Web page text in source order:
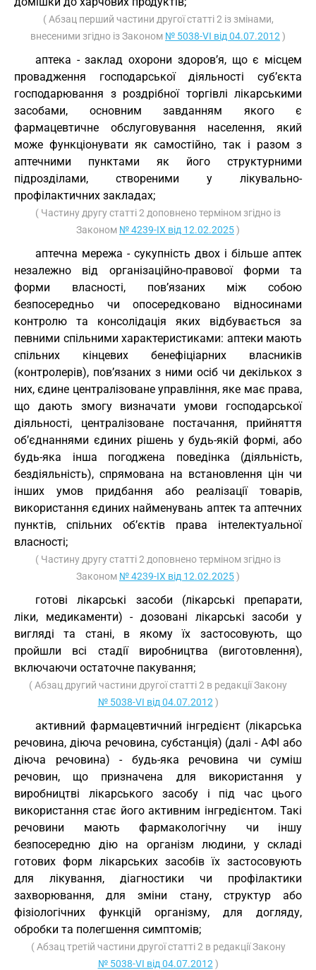
( Абзац перший частини другої статті 2 із змінами,
внесеними згідно із Законом № 5038-VI від 04.07.2012 )
аптека - заклад охорони здоров’я, що є місцем
провадження господарської діяльності суб’єкта
господарювання з роздрібної торгівлі лікарськими
засобами, основним завданням якого є
фармацевтичне обслуговування населення, який
може функціонувати як самостійно, так і разом з
аптечними пунктами як його структурними
підрозділами, створеними у лікувально-
профілактичних закладах;
( Частину другу статті 2 доповнено терміном згідно із
Законом № 4239-IX від 12.02.2025)
аптечна мережа - сукупність двох і більше аптек
незалежно від організаційно-правової форми та
форми власності, пов’язаних між собою
безпосередньо чи опосередковано відносинами
контролю та консолідація яких відбувається за
певними спільними характеристиками: аптеки мають
спільних кінцевих бенефіціарних власників
(контролерів), пов’язаних з ними осіб чи декількох з
них, єдине централізоване управління, яке має права,
що дають змогу визначати умови господарської
діяльності, централізоване постачання, прийняття
об’єднаннями єдиних рішень у будь-якій формі, або
будь-яка інша погоджена поведінка (діяльність,
бездіяльність), спрямована на встановлення цін чи
інших умов придбання або реалізації товарів,
використання єдиних найменувань аптек та аптечних
пунктів, спільних об’єктів права інтелектуальної
власності;
( Частину другу статті 2 доповнено терміном згідно із
Законом № 4239-IX від 12.02.2025)
готові лікарські засоби (лікарські препарати,
ліки, медикаменти) - дозовані лікарські засоби у
вигляді та стані, в якому їх застосовують, що
пройшли всі стадії виробництва (виготовлення),
включаючи остаточне пакування;
( Абзац другий частини другої статті 2 в редакції Закону
№ 5038-VI від 04.07.2012 )
активний фармацевтичний інгредієнт (лікарська
речовина, діюча речовина, субстанція) (далі - АФІ або
діюча речовина) - будь-яка речовина чи суміш
речовин, що призначена для використання у
виробництві лікарського засобу і під час цього
використання стає його активним інгредієнтом. Такі
речовини мають фармакологічну чи іншу
безпосередню дію на організм людини, у складі
готових форм лікарських засобів їх застосовують
для лікування, діагностики чи профілактики
захворювання, для зміни стану, структур або
фізіологічних функцій організму, для догляду,
обробки та полегшення симптомів;
( Абзац третій частини другої статті 2 в редакції Закону
№ 5038-VI від 04.07.2012 )